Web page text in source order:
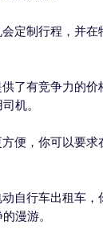
personal data to
our audience, and
certified by
定制行程，并
供了有竞争力的
机。
方便，你可以要
动自行车出租车
漫游。